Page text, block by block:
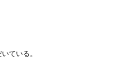
ている。